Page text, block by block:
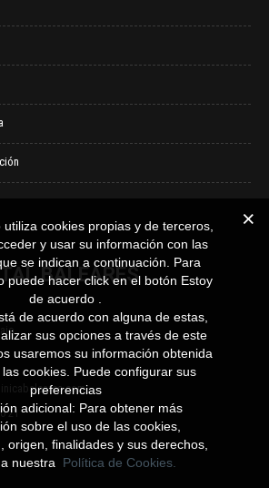
BALEARES
21
utiliza cookies propias y de terceros,
y usar su información con las
se indican a continuación. Para
puede hacer click en el botón Estoy
de acuerdo .
de acuerdo con alguna de estas,
sus opciones a través de este
usaremos su información obtenida
cookies. Puede configurar sus
preferencias
adicional: Para obtener más
sobre el uso de las cookies,
origen, finalidades y sus derechos,
nuestra
Política de Cookies.